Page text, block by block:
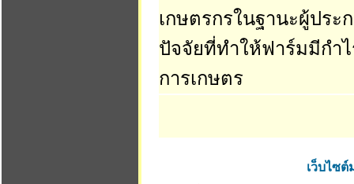
เกษตรกรในฐานะผู้ปร
ปัจจัยที่ทำให้ฟาร์มมีกำ
การเกษตร
เว็บไซ